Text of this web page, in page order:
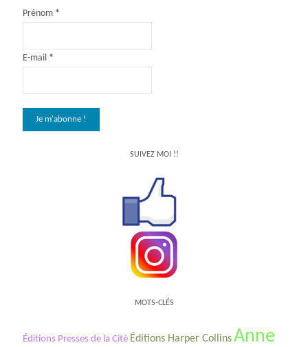
Prénom *
E-mail *
SUIVEZ MOI !!
MOTS-CLÉS
Éditions Presses de la Cité Éditions Harper Collins Anne